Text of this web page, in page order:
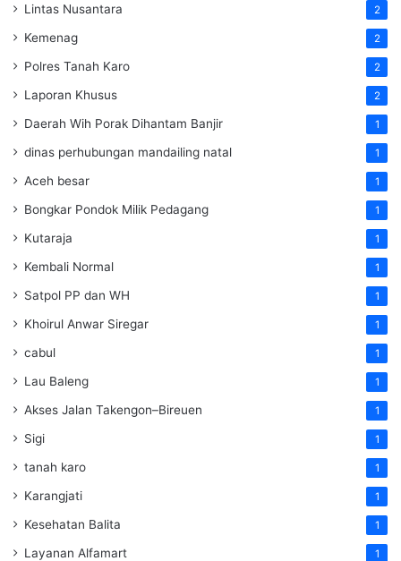
Lintas Nusantara 2
Kemenag 2
Polres Tanah Karo 2
Laporan Khusus 2
Daerah Wih Porak Dihantam Banjir 1
dinas perhubungan mandailing natal 1
Aceh besar 1
Bongkar Pondok Milik Pedagang 1
Kutaraja 1
Kembali Normal 1
Satpol PP dan WH 1
Khoirul Anwar Siregar 1
cabul 1
Lau Baleng 1
Akses Jalan Takengon–Bireuen 1
Sigi 1
tanah karo 1
Karangjati 1
Kesehatan Balita 1
Layanan Alfamart 1